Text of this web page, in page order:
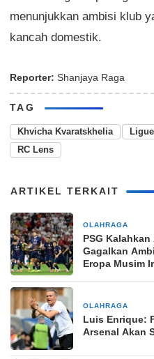
menunjukkan ambisi klub
kancah domestik.
Reporter: Shanjaya Raga
TAG
Khvicha Kvaratskhelia
RC Lens
ARTIKEL TERKAIT
OLAHRAGA
PSG
Gagalkan
Eropa Musim
OLAHRAGA
Luis Enrique:
Arsenal Akan